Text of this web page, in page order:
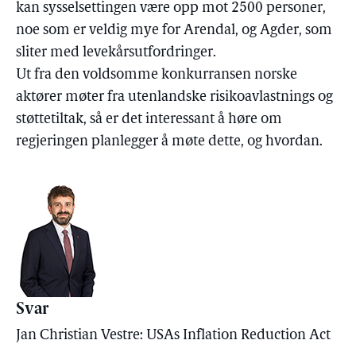
kan sysselsettingen være opp mot 2500 personer,
noe som er veldig mye for Arendal, og Agder, som
sliter med levekårsutfordringer.
Ut fra den voldsomme konkurransen norske
aktører møter fra utenlandske risikoavlastnings og
støttetiltak, så er det interessant å høre om
regjeringen planlegger å møte dette, og hvordan.
Svar
Jan Christian Vestre: USAs Inflation Reduction Act